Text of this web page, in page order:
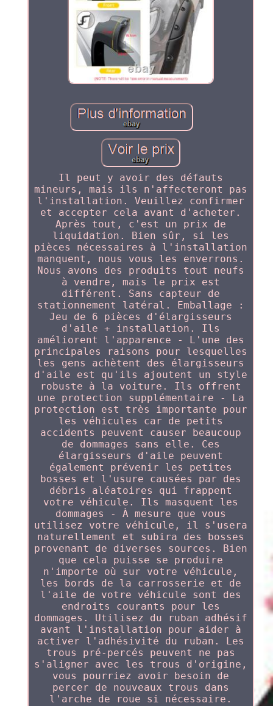
Il peut y avoir des défauts
mineurs, mais ils n'affecteront pas
l'installation. Veuillez confirmer
et accepter cela avant d'acheter.
Après tout, c'est un prix de
liquidation. Bien sûr, si les
pièces nécessaires à l'installation
manquent, nous vous les enverrons.
Nous avons des produits tout neufs
à vendre, mais le prix est
différent. Sans capteur de
stationnement latéral. Emballage :
Jeu de 6 pièces d'élargisseurs
d'aile + installation. Ils
améliorent l'apparence - L'une des
principales raisons pour lesquelles
les gens achètent des élargisseurs
d'aile est qu'ils ajoutent un style
robuste à la voiture. Ils offrent
une protection supplémentaire - La
protection est très importante pour
les véhicules car de petits
accidents peuvent causer beaucoup
de dommages sans elle. Ces
élargisseurs d'aile peuvent
également prévenir les petites
bosses et l'usure causées par des
débris aléatoires qui frappent
votre véhicule. Ils masquent les
dommages - À mesure que vous
utilisez votre véhicule, il s'usera
naturellement et subira des bosses
provenant de diverses sources. Bien
que cela puisse se produire
n'importe où sur votre véhicule,
les bords de la carrosserie et de
l'aile de votre véhicule sont des
endroits courants pour les
dommages. Utilisez du ruban adhésif
avant l'installation pour aider à
activer l'adhésivité du ruban. Les
trous pré-percés peuvent ne pas
s'aligner avec les trous d'origine,
vous pourriez avoir besoin de
percer de nouveaux trous dans
l'arche de roue si nécessaire.